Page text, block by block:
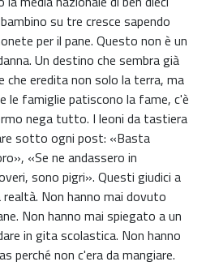
su tre cresce sapendo
per il pane. Questo non è un
Un destino che sembra già
che eredita non solo la terra, ma
le famiglie patiscono la fame, c'è
nega tutto. I leoni da tastiera
sotto ogni post: «Basta
«Se ne andassero in
sono pigri». Questi giudici a
Non hanno mai dovuto
Non hanno mai spiegato a un
in gita scolastica. Non hanno
perché non c'era da mangiare.